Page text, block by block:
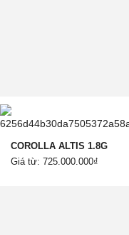
COROLLA ALTIS 1.8G
Giá từ: 725.000.000₫